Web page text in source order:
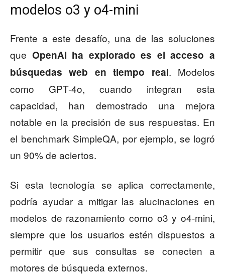
modelos o3 y o4-mini
Frente a este desafío, una de las soluciones
que OpenAI ha explorado es el acceso a
búsquedas web en tiempo real. Modelos
como GPT-4o, cuando integran esta
capacidad, han demostrado una mejora
notable en la precisión de sus respuestas. En
el benchmark SimpleQA, por ejemplo, se logró
un 90% de aciertos.
Si esta tecnología se aplica correctamente,
podría ayudar a mitigar las alucinaciones en
modelos de razonamiento como o3 y o4-mini,
siempre que los usuarios estén dispuestos a
permitir que sus consultas se conecten a
motores de búsqueda externos.